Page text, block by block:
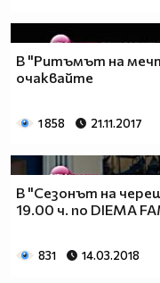
В "Ритъмът на
очаквайте
1 858 21.11.2017
В "Сезонът на
19.00 ч. по DIEMA
831 14.03.2018